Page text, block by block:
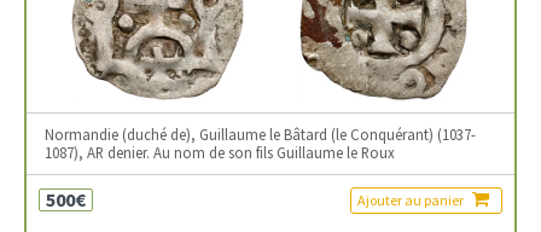
Normandie (duché de), Guillaume le Bâtard (le Conquérant) (1037-
1087), AR denier. Au nom de son fils Guillaume le Roux
500€ Ajouter au panier